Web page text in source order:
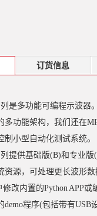
订货信息
列是多功能可编程示波
多功能架构，我们还在
制小型自动化测试系统。
列提供基础版(B)和专业
资源，可处理更长波形
改内置的Python APP
demo程序(包括带有